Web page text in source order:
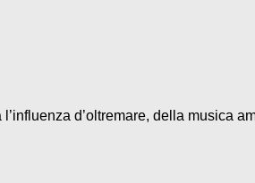
d’oltremare, della musica